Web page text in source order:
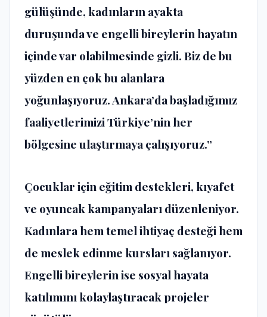
gülüşünde, kadınların ayakta
duruşunda ve engelli bireylerin hayatın
içinde var olabilmesinde gizli. Biz de bu
yüzden en çok bu alanlara
yoğunlaşıyoruz. Ankara’da başladığımız
faaliyetlerimizi Türkiye’nin her
bölgesine ulaştırmaya çalışıyoruz.”
Çocuklar için eğitim destekleri, kıyafet
ve oyuncak kampanyaları düzenleniyor.
Kadınlara hem temel ihtiyaç desteği hem
de meslek edinme kursları sağlanıyor.
Engelli bireylerin ise sosyal hayata
katılımını kolaylaştıracak projeler